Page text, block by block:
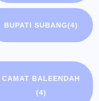
BUPATI SUBANG(4)
CAMAT BALEENDAH
(4)